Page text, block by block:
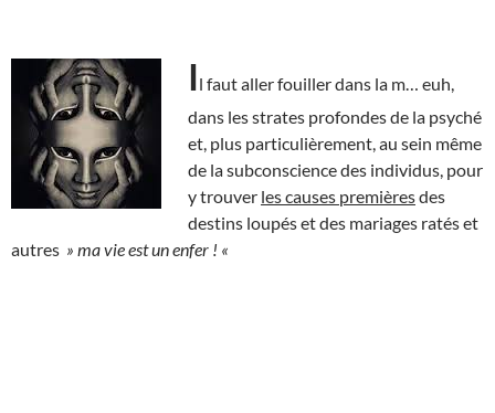
Il faut aller fouiller dans la m… euh,
dans les strates profondes de la psyché
et, plus particulièrement, au sein même
de la subconscience des individus, pour
y trouver les causes premièresdes
destins loupés et des mariages ratés et
autres » ma vie est un enfer ! «